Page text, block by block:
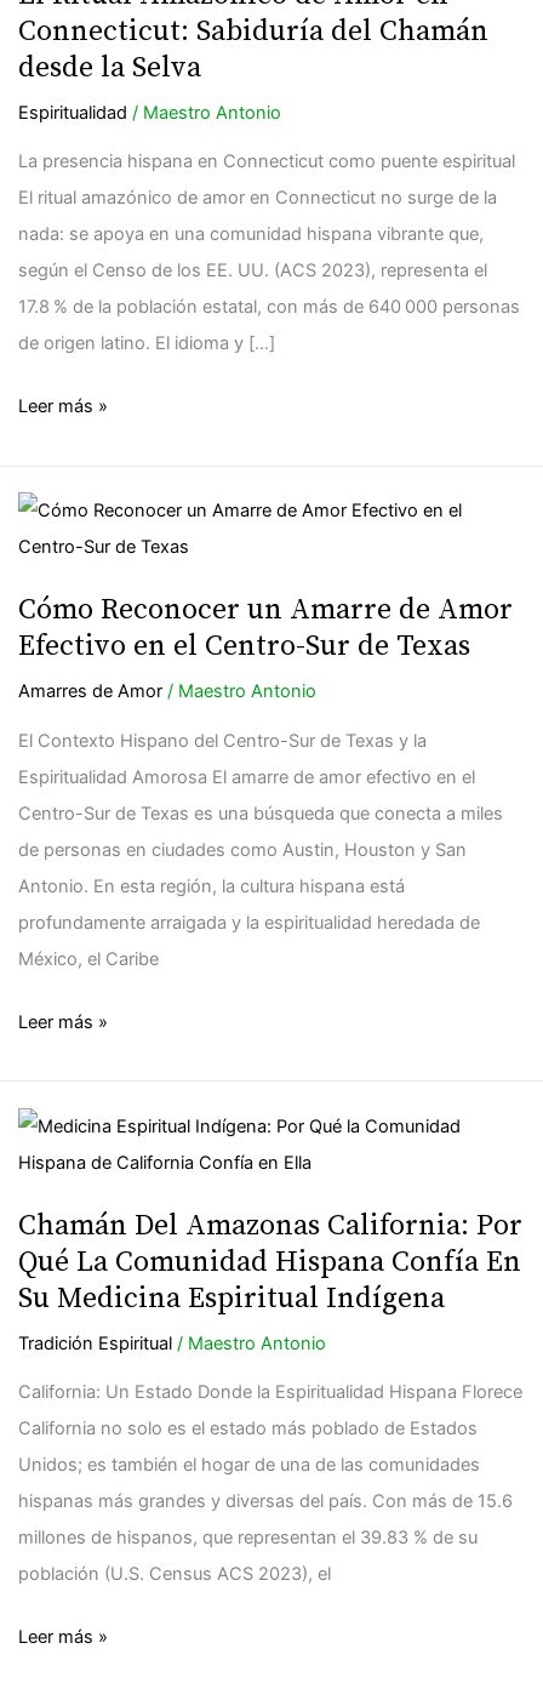
Connecticut: Sabiduría del Chamán
desde la Selva
Espiritualidad / Maestro Antonio
La presencia hispana en Connecticut como puente espiritual
El ritual amazónico de amor en Connecticut no surge de la
nada: se apoya en una comunidad hispana vibrante que,
según el Censo de los EE. UU. (ACS 2023), representa el
17.8 % de la población estatal, con más de 640 000 personas
de origen latino. El idioma y […]
Amor
en
Connecticut:
Sabiduría
del
Chamán
desde
la
Selva
Leer más »
Cómo Reconocer un Amarre de Amor
Efectivo en el Centro-Sur de Texas
Amarres de Amor/ Maestro Antonio
El Contexto Hispano del Centro-Sur de Texas y la
Espiritualidad Amorosa El amarre de amor efectivo en el
Centro-Sur de Texas es una búsqueda que conecta a miles
de personas en ciudades como Austin, Houston y San
Antonio. En esta región, la cultura hispana está
profundamente arraigada y la espiritualidad heredada de
México, el Caribe
Cómo
Reconocer
Amarre
de
Amor
Texas
Leer más »
Chamán Del Amazonas California: Por
Qué La Comunidad Hispana Confía En
Su Medicina Espiritual Indígena
Tradición Espiritual/ Maestro Antonio
California: Un Estado Donde la Espiritualidad Hispana Florece
California no solo es el estado más poblado de Estados
Unidos; es también el hogar de una de las comunidades
hispanas más grandes y diversas del país. Con más de 15.6
millones de hispanos, que representan el 39.83 % de su
población (U.S. Census ACS 2023), el
Chamán
Del
California:
Por
Qué
La
Comunidad
Hispana
Confía
En
Su
Medicina
Indígena
Leer más »